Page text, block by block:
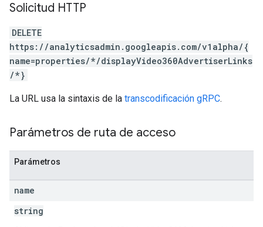
Solicitud HTTP
DELETE
https://analyticsadmin.googleapis.com/v1alpha/{
name=properties/*/displayVideo360AdvertiserLinks
/*}
La URL usa la sintaxis de la transcodificación gRPC.
Parámetros de ruta de acceso
Parámetros
name
string